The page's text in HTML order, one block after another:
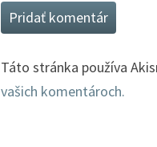
Táto stránka používa
vašich komentároch.